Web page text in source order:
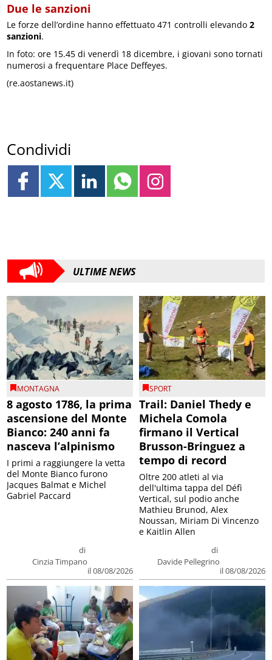
Due le sanzioni
Le forze dell’ordine hanno effettuato 471 controlli elevando2
sanzioni.
In foto: ore 15.45 di venerdì 18 dicembre, i giovani sono tornati
numerosi a frequentare Place Deffeyes.
(re.aostanews.it)
Condividi
ULTIME NEWS
MONTAGNA
8 agosto 1786, la prima
ascensione del Monte
Bianco: 240 anni fa
nasceva l’alpinismo
di
Cinzia Timpano
il 08/08/2026
I primi a raggiungere la vetta
del Monte Bianco furono
Jacques Balmat e Michel
Gabriel Paccard
SPORT
Trail: Daniel Thedy e
Michela Comola
firmano il Vertical
Brusson-Bringuez a
tempo di record
di
Davide Pellegrino
il 08/08/2026
Oltre 200 atleti al via
dell'ultima tappa del Défì
Vertical, sul podio anche
Mathieu Brunod, Alex
Noussan, Miriam Di Vincenzo
e Kaitlin Allen